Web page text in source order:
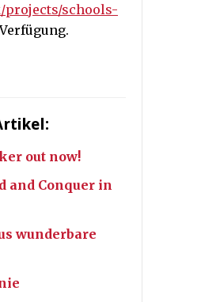
projects/schools-
out now!
and Conquer in
wunderbare